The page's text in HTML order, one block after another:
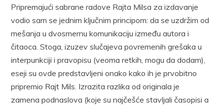
Pripremajući sabrane radove Rajta Milsa za izdavanje
vodio sam se jednim ključnim principom: da se uzdržim od
mešanja u dvosmernu komunikaciju između autora i
čitaoca. Stoga, izuzev slučajeva povremenih grešaka u
interpunkciji i pravopisu (veoma retkih, mogu da dodam),
eseji su ovde predstavljeni onako kako ih je prvobitno
pripremio Rajt Mils. Izrazita razlika od originala je
zamena podnaslova (koje su najčešće stavljali časopisi a